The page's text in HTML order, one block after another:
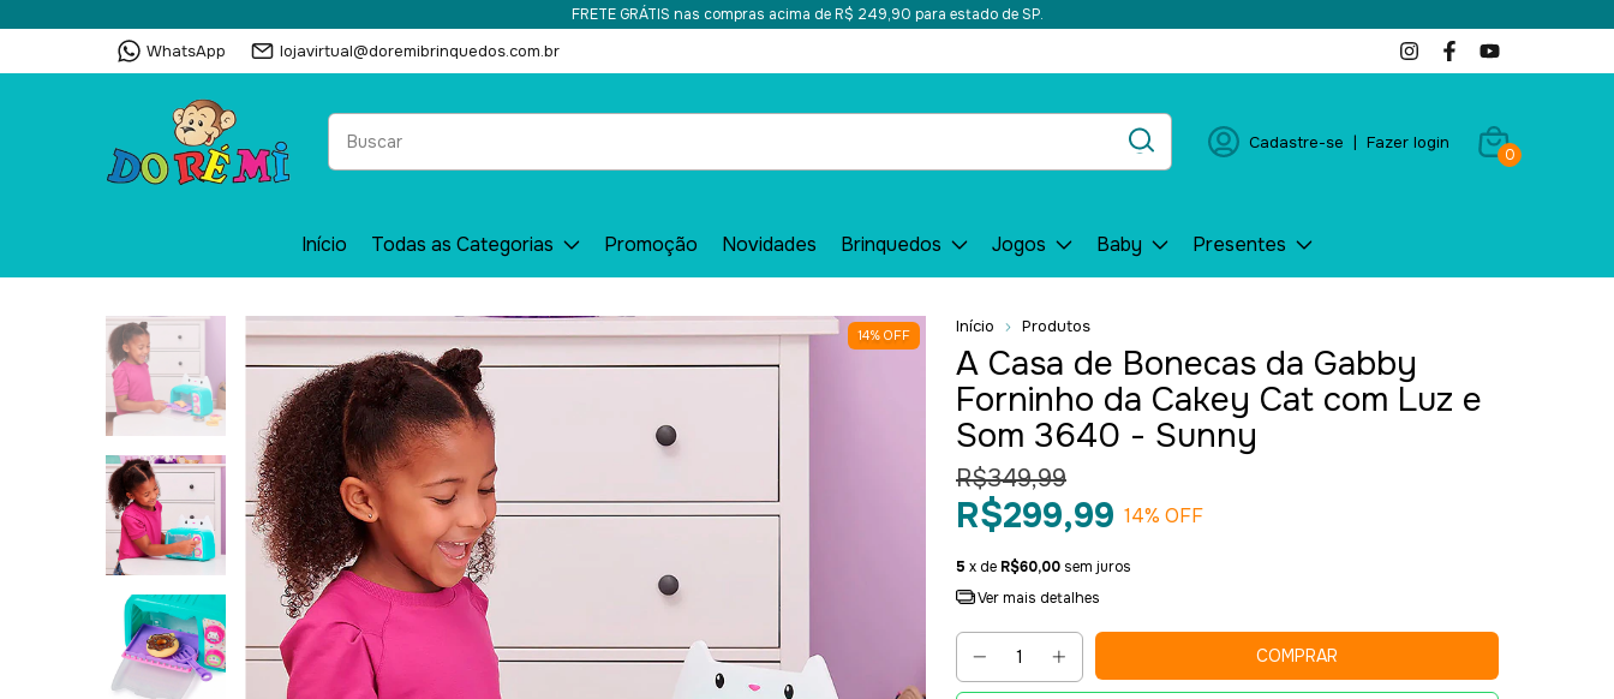
FRETE GRÁTIS nas compras acima de R$ 249,90 para estado de SP.
WhatsApp lojavirtual@doremibrinquedos.com.br
Cadastre-se | Fazer login
0
Início Todas as Categorias Promoção Novidades Brinquedos Jogos Baby Presentes
14% OFF Início Produtos
A Casa de Bonecas da Gabby
Forninho da Cakey Cat com Luz e
Som 3640 - Sunny
R$349,99
R$299,99 14% OFF
5 x de R$60,00 sem juros
Ver mais detalhes